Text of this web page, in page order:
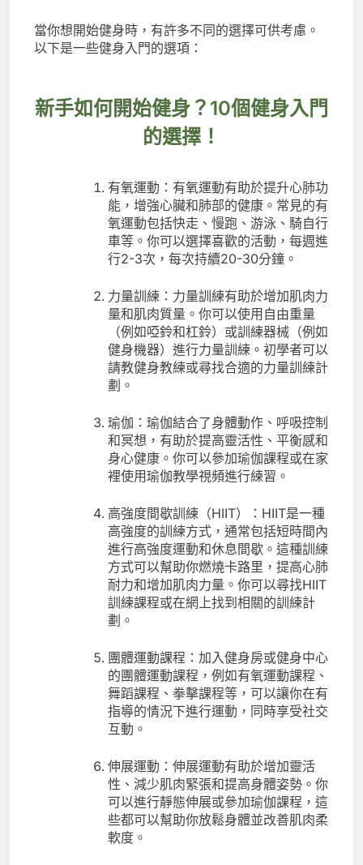
當你想開始健身時，有許多不同的選擇可供考慮。
以下是一些健身入門的選項：
新手如何開始健身？10個健身入門
的選擇！
有氧運動：有氧運動有助於提升心肺功
能，增強心臟和肺部的健康。常見的有
氧運動包括快走、慢跑、游泳、騎自行
車等。你可以選擇喜歡的活動，每週進
行2-3次，每次持續20-30分鐘。
力量訓練：力量訓練有助於增加肌肉力
量和肌肉質量。你可以使用自由重量
（例如啞鈴和杠鈴）或訓練器械（例如
健身機器）進行力量訓練。初學者可以
請教健身教練或尋找合適的力量訓練計
劃。
瑜伽：瑜伽結合了身體動作、呼吸控制
和冥想，有助於提高靈活性、平衡感和
身心健康。你可以參加瑜伽課程或在家
裡使用瑜伽教學視頻進行練習。
高強度間歇訓練（HIIT）：HIIT是一種
高強度的訓練方式，通常包括短時間內
進行高強度運動和休息間歇。這種訓練
方式可以幫助你燃燒卡路里，提高心肺
耐力和增加肌肉力量。你可以尋找HIIT
訓練課程或在網上找到相關的訓練計
劃。
團體運動課程：加入健身房或健身中心
的團體運動課程，例如有氧運動課程、
舞蹈課程、拳擊課程等，可以讓你在有
指導的情況下進行運動，同時享受社交
互動。
伸展運動：伸展運動有助於增加靈活
性、減少肌肉緊張和提高身體姿勢。你
可以進行靜態伸展或參加瑜伽課程，這
些都可以幫助你放鬆身體並改善肌肉柔
軟度。